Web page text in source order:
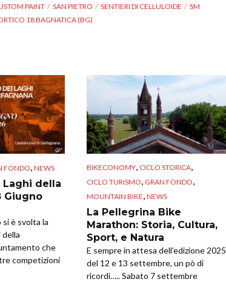
PAINT SAN PIETRO SENTIERI DI CELLULOIDE
SM
18 BAGNATICA (BG)
FONDO, NEWS
Laghi della
Giugno
è svolta la
che
competizioni
BIKECONOMY, CICLO STORICA,
CICLO TURISMO, GRAN FONDO,
MOUNTAIN BIKE, NEWS
La Pellegrina Bike
Marathon: Storia, Cultura,
Sport, e Natura
E sempre in attesa dell’edizione 2025
del 12 e 13 settembre, un pò di
ricordi….. Sabato 7 settembre